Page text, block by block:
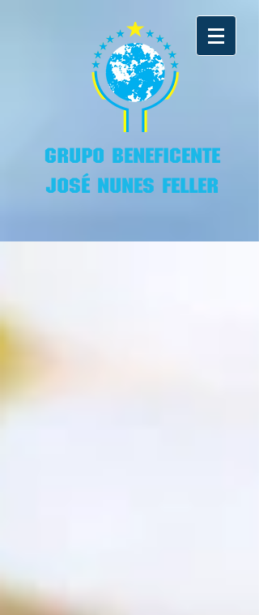
GRUPO BENEFICENTE
JOSÉ NUNES FELLER